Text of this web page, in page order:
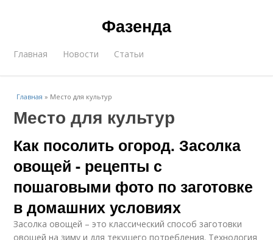
Фазенда
Главная Новости Статьи
Главная » Место для культур
Место для культур
Как посолить огород. Засолка
овощей - рецепты с
пошаговыми фото по заготовке
в домашних условиях
Засолка овощей – это классический способ заготовки
овощей на зиму и для текущего потребления. Технология